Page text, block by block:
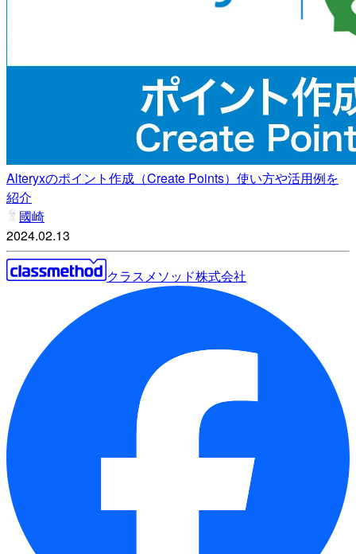
Alteryxのポイント作成（Create Points）使い方や活用例を
紹介
國崎
2024.02.13
クラスメソッド株式会社